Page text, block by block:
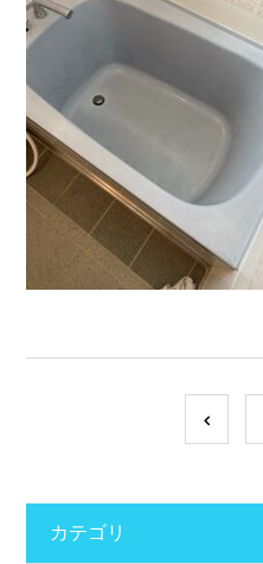
カテゴリ